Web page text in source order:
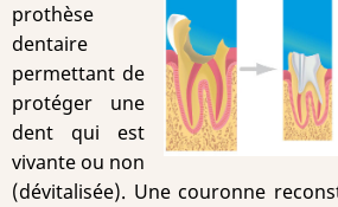
prothèse
dentaire
permettant de
protéger une
dent qui est
vivante ou non
(dévitalisée). Une couronne